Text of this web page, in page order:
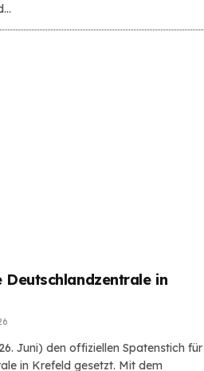
in
Juni) den offiziellen Spatenstich für
in Krefeld gesetzt. Mit dem